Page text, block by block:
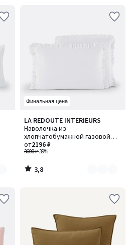
Финальная цена
LA REDOUTE INTERIEURS
Наволочка из
хлопчатобумажной газовой
ткани с воланом, Kumla / Кумла
3600 ₽-39%
от2196 ₽
3,8
/ 5
Количество
цветов:
6
3,8
/